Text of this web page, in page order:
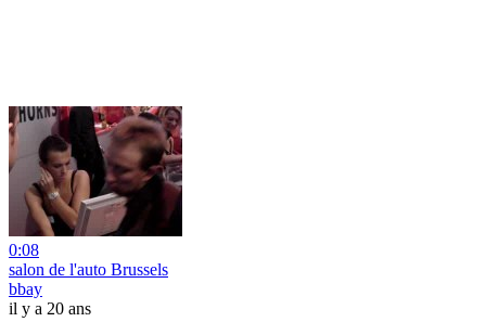
0:08
salon de l'auto Brussels
bbay
il y a 20 ans